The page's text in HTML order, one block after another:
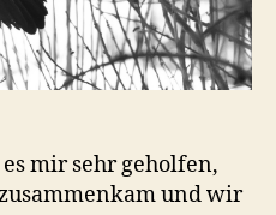
mir sehr geholfen,
und wir